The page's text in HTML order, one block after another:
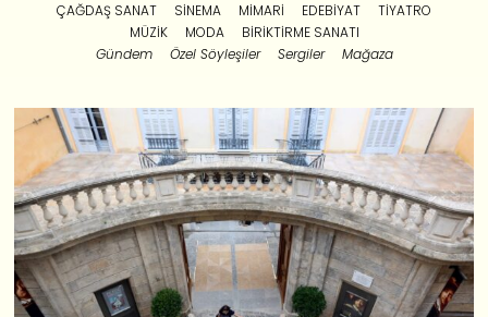
ÇAĞDAŞ SANAT SINEMA MIMARI EDEBIYAT
TIYATRO
MÜZIK
MODA
BIRIKTIRME SANATI
Gündem
Özel Söyleşiler Sergiler Mağaza